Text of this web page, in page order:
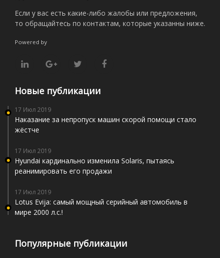
Если у вас есть какие-либо жалобы или предложения,
то обращайтесь по контактам, которые указанны ниже.
Powered by
Новые публикации
17 Июл 2019
Наказание за непропуск машин скорой помощи стало
жёстче
17 Июл 2019
Hyundai кардинально изменила Solaris, пытаясь
реанимировать его продажи
17 Июл 2019
Lotus Evija: самый мощный серийный автомобиль в
мире 2000 л.с.!
Популярные публикации